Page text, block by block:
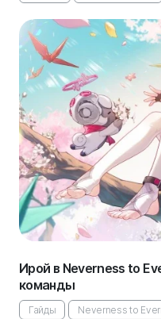
Ирой в Neverness to
команды
Гайды Neverness to